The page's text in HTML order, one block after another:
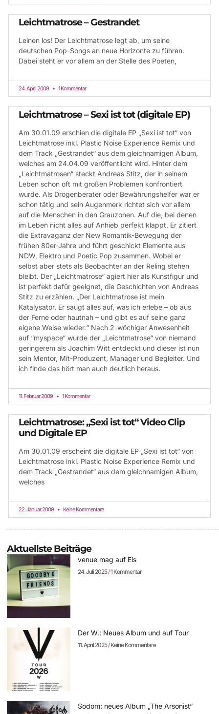
Leichtmatrose – Gestrandet
Leinen los! Der Leichtmatrose legt ab, um seine
deutschen Pop-Songs an neue Horizonte zu führen.
Dabei steht er vor allem an der Stelle des Poeten,
24. April 2009 1 Kommentar
Leichtmatrose – Sexi ist tot (digitale EP)
Am 30.01.09 erschien die digitale EP „Sexi ist tot“ von
Leichtmatrose inkl. Plastic Noise Experience Remix und
dem Track „Gestrandet“ aus dem gleichnamigen Album,
welches am 24.04.09 veröffentlicht wird. Hinter dem
„Leichtmatrosen“ steckt Andreas Stitz, der in seinem
Leben schon oft mit großen Problemen konfrontiert
wurde. Als Drogenberater oder Bewährungshelfer war er
schon tätig und sein Augenmerk richtet sich vor allem
auf die Menschen in den Grauzonen. Auf die, bei denen
im Leben nicht alles auf Anhieb perfekt klappt. Er zitiert
die Extravaganz der New Romantik-Bewegung der
frühen 80er-Jahre und führt geschickt Elemente aus
NDW, Elektro und Poetic Pop zusammen. Wobei er
selbst aber stets als Beobachter an der Reling stehen
bleibt. Der „Leichtmatrose“ agiert hier als Kunstfigur und
ist perfekt dafür geeignet, die Geschichten von Andreas
Stitz zu erzählen. „Der Leichtmatrose ist mein
Katalysator. Er saugt alles auf, was ich erlebe – ob aus
der Ferne oder hautnah – und gibt es auf seine ganz
eigene Weise wieder.“ Nach 2-wöchiger Anwesenheit
auf “myspace“ wurde der „Leichtmatrose“ von niemand
geringerem als Joachim Witt entdeckt und dieser ist nun
sein Mentor, Mit-Produzent, Manager und Begleiter. Und
ich finde das hört man auch deutlich heraus.
11. Februar 2009 1 Kommentar
Leichtmatrose: „Sexi ist tot“ Video Clip
und Digitale EP
Am 30.01.09 erscheint die digitale EP „Sexi ist tot“ von
Leichtmatrose inkl. Plastic Noise Experience Remix und
dem Track „Gestrandet“ aus dem gleichnamigen Album,
welches
22. Januar 2009 Keine Kommentare
Aktuellste Beiträge
venue mag auf Eis
24. Juli 2025 1 Kommentar
Der W.: Neues Album und auf Tour
11. April 2025 Keine Kommentare
Sodom: neues Album „The Arsonist“